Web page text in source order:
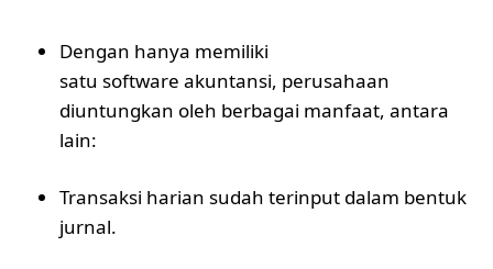
Dengan hanya memiliki
satu software akuntansi, perusahaan
diuntungkan oleh berbagai manfaat, antara
lain:
Transaksi harian sudah terinput dalam bentuk
jurnal.